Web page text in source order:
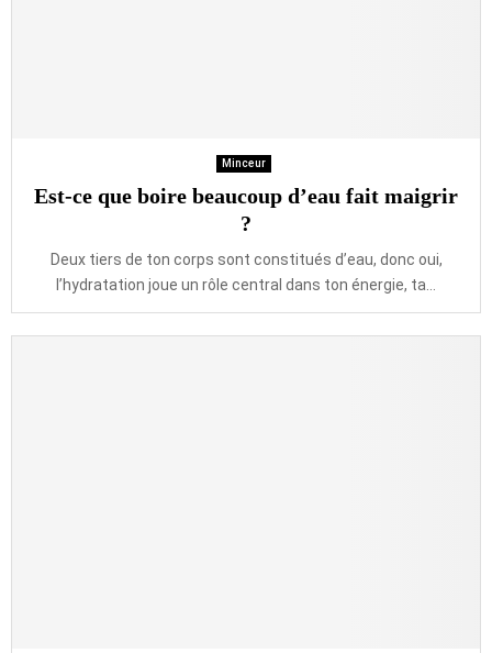
Minceur
Est-ce que boire beaucoup d’eau fait maigrir
?
Deux tiers de ton corps sont constitués d’eau, donc oui,
l’hydratation joue un rôle central dans ton énergie, ta...